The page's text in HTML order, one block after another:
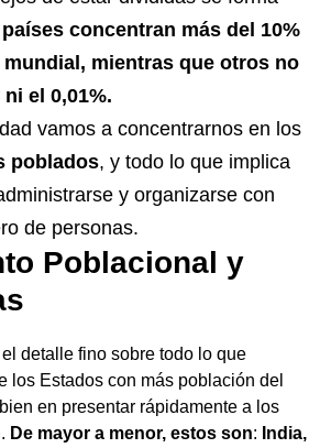
concentran más del 10%
mientras que otros no
el 0,01%.
vamos a concentrarnos en los
poblados, y todo lo que implica
y organizarse con
de personas.
Poblacional y
detalle fino sobre todo lo que
los Estados con más población del
en presentar rápidamente a los
De mayor a menor, estos son: India,